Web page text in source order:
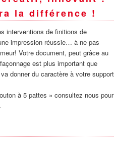
la différence !
interventions de finitions de
impression réussie… à ne pas
Votre document, peut grâce au
est plus important que
donner du caractère à votre
à 5 pattes » consultez nous pour